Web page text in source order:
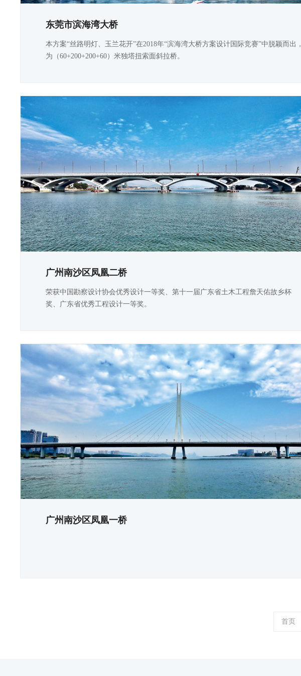
东莞市滨海湾大桥
本方案“丝路明灯、玉兰花开”在2018年“滨海湾大桥方案设计国际竞赛”中脱颖而出，
为（60+200+200+60）米独塔扭索面斜拉桥。
广州南沙区凤凰二桥
荣获中国勘察设计协会优秀设计一等奖、第十一届广东省土木工程詹天佑故乡杯
奖、广东省优秀工程设计一等奖。
广州南沙区凤凰一桥
首页